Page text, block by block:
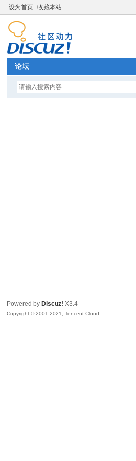
设为首页 收藏本站
论坛
Powered by Discuz! X3.4
Copyright © 2001-2021, Tencent Cloud.